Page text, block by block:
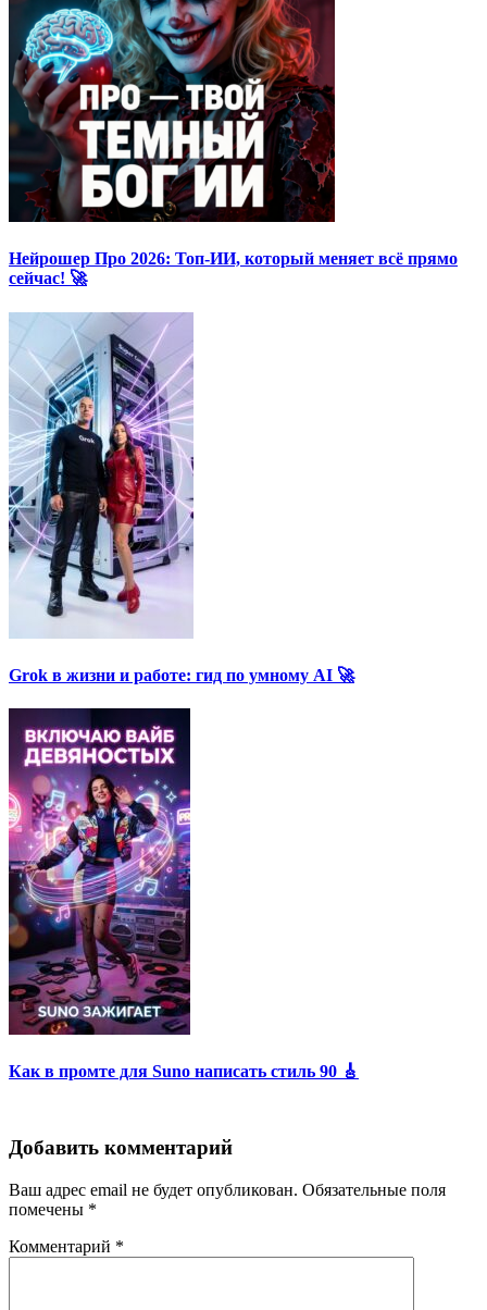
Нейрошер Про 2026: Топ-ИИ, который меняет всё прямо
сейчас! 🚀
Grok в жизни и работе: гид по умному AI 🚀
Как в промте для Suno написать стиль 90 🎸
Добавить комментарий
Ваш адрес email не будет опубликован. Обязательные поля
помечены *
Комментарий *